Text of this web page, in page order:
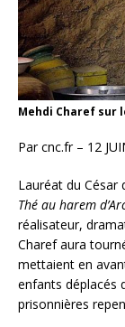
Mehdi Charef sur
Par cnc.fr – 12
Lauréat du
Thé au harem
réalisateur,
Charef aura
mettaient en
enfants déplacés
prisonnières